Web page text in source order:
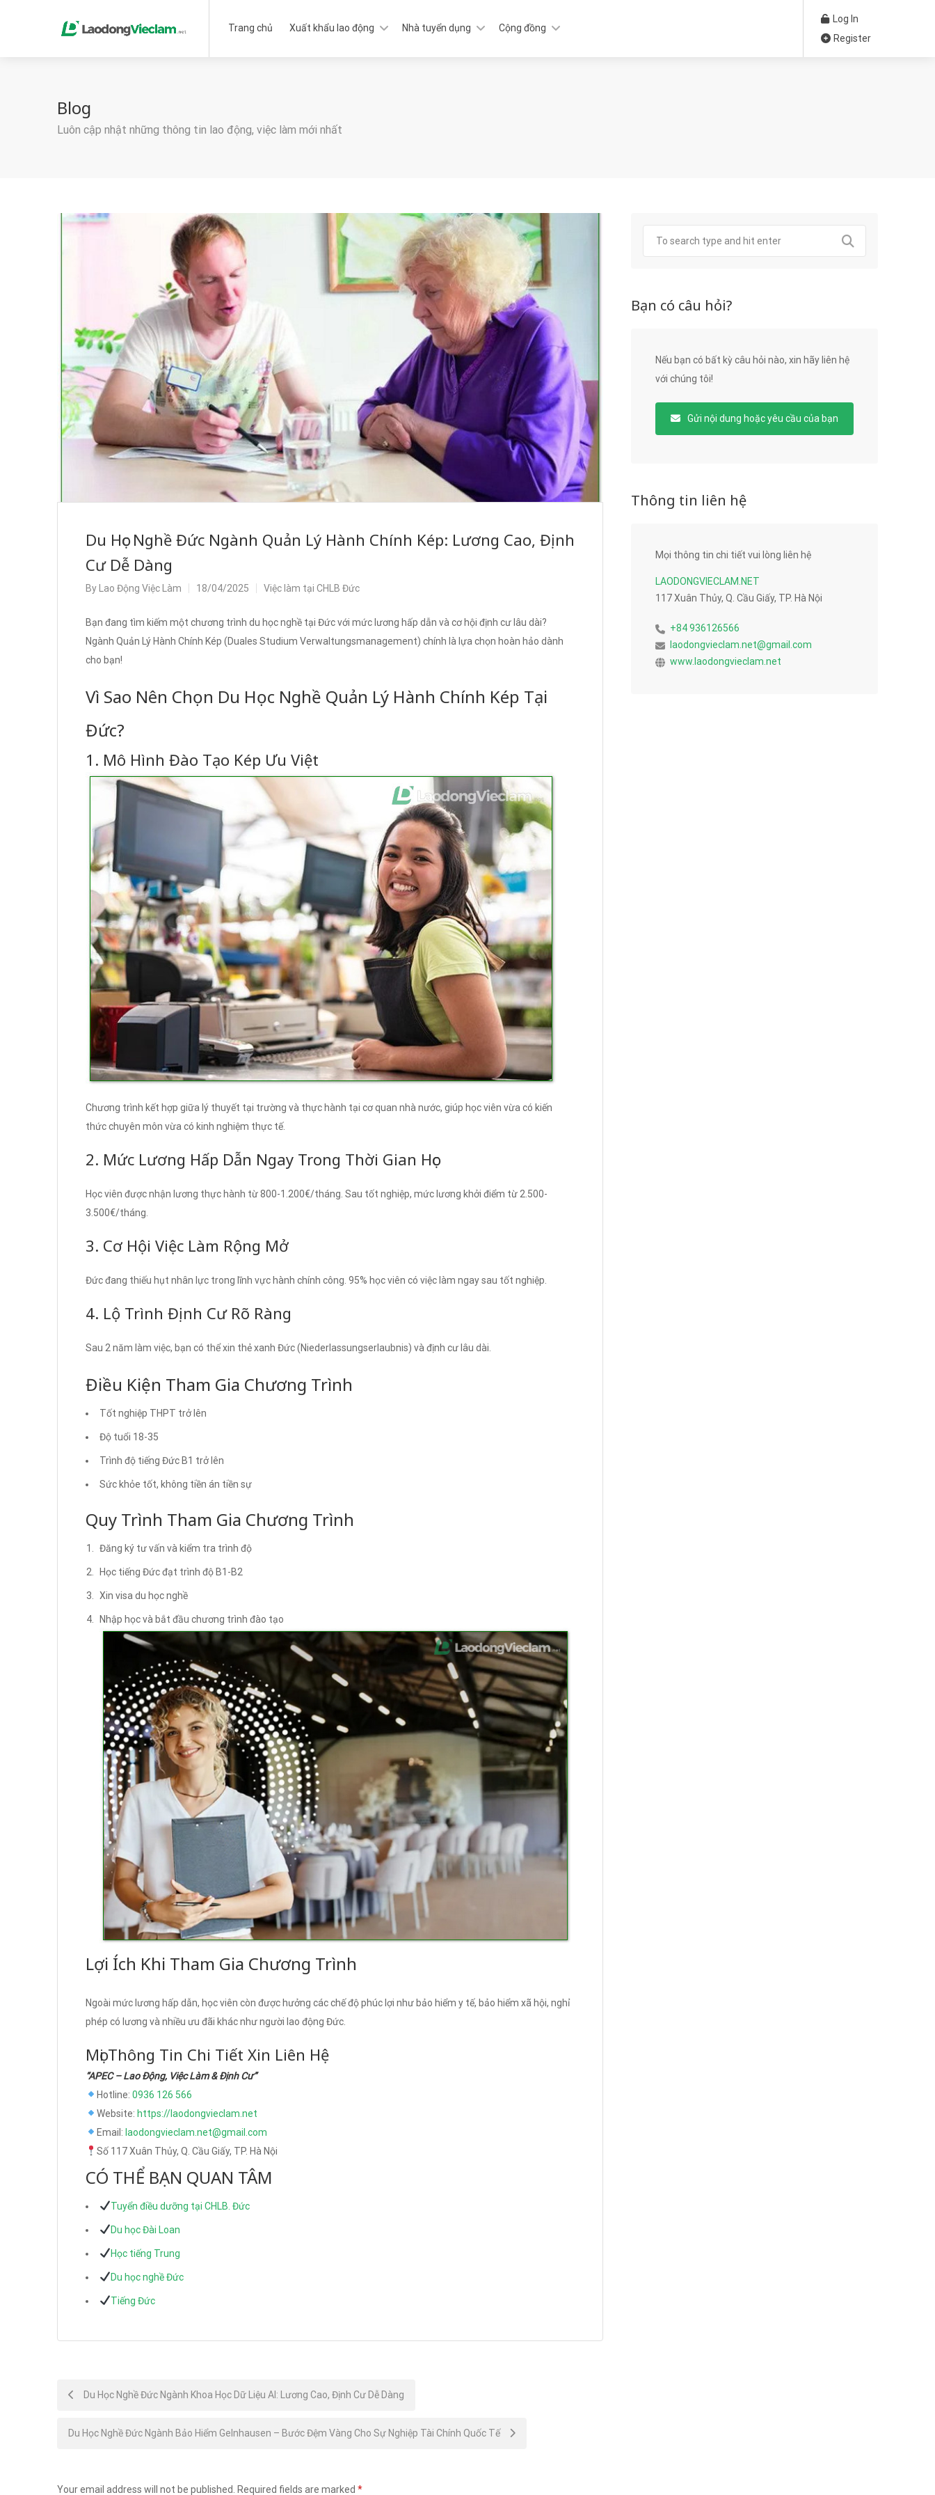
Trang chủ Xuất khẩu lao động Nhà tuyển dụng Cộng đồng
Log In
Register
Blog
Luôn cập nhật những thông tin lao động, việc làm mới nhất
Du Học Nghề Đức Ngành Quản Lý Hành Chính Kép: Lương Cao, Định
Cư Dễ Dàng
By Lao Động Việc Làm 18/04/2025 Việc làm tại CHLB Đức
Bạn đang tìm kiếm một chương trình du học nghề tại Đức với mức lương hấp dẫn và cơ hội định cư lâu dài?
Ngành Quản Lý Hành Chính Kép (Duales Studium Verwaltungsmanagement) chính là lựa chọn hoàn hảo dành
cho bạn!
Vì Sao Nên Chọn Du Học Nghề Quản Lý Hành Chính Kép Tại
Đức?
1. Mô Hình Đào Tạo Kép Ưu Việt
Chương trình kết hợp giữa lý thuyết tại trường và thực hành tại cơ quan nhà nước, giúp học viên vừa có kiến
thức chuyên môn vừa có kinh nghiệm thực tế.
2. Mức Lương Hấp Dẫn Ngay Trong Thời Gian Học
Học viên được nhận lương thực hành từ 800-1.200€/tháng. Sau tốt nghiệp, mức lương khởi điểm từ 2.500-
3.500€/tháng.
3. Cơ Hội Việc Làm Rộng Mở
Đức đang thiếu hụt nhân lực trong lĩnh vực hành chính công. 95% học viên có việc làm ngay sau tốt nghiệp.
4. Lộ Trình Định Cư Rõ Ràng
Sau 2 năm làm việc, bạn có thể xin thẻ xanh Đức (Niederlassungserlaubnis) và định cư lâu dài.
Điều Kiện Tham Gia Chương Trình
Tốt nghiệp THPT trở lên
Độ tuổi 18-35
Trình độ tiếng Đức B1 trở lên
Sức khỏe tốt, không tiền án tiền sự
Quy Trình Tham Gia Chương Trình
Đăng ký tư vấn và kiểm tra trình độ
Học tiếng Đức đạt trình độ B1-B2
Xin visa du học nghề
Nhập học và bắt đầu chương trình đào tạo
Lợi Ích Khi Tham Gia Chương Trình
Ngoài mức lương hấp dẫn, học viên còn được hưởng các chế độ phúc lợi như bảo hiểm y tế, bảo hiểm xã hội, nghỉ
phép có lương và nhiều ưu đãi khác như người lao động Đức.
Mọi Thông Tin Chi Tiết Xin Liên Hệ
“APEC – Lao Động, Việc Làm & Định Cư”
Hotline: 0936 126 566
Website: https://laodongvieclam.net
Email: laodongvieclam.net@gmail.com
Số 117 Xuân Thủy, Q. Cầu Giấy, TP. Hà Nội
CÓ THỂ BẠN QUAN TÂM
Tuyển điều dưỡng tại CHLB. Đức
Du học Đài Loan
Học tiếng Trung
Du học nghề Đức
Tiếng Đức
Post
navigation
Du Học Nghề Đức Ngành Khoa Học Dữ Liệu AI: Lương Cao, Định Cư Dễ Dàng
Du Học Nghề Đức Ngành Bảo Hiểm Gelnhausen – Bước Đệm Vàng Cho Sự Nghiệp Tài Chính Quốc Tế
Your email address will not be published. Required fields are marked *
Bạn có câu hỏi?
Nếu bạn có bất kỳ câu hỏi nào, xin hãy liên hệ
với chúng tôi!
Gửi nội dung hoặc yêu cầu của bạn
Thông tin liên hệ
Mọi thông tin chi tiết vui lòng liên hệ
LAODONGVIECLAM.NET
117 Xuân Thủy, Q. Cầu Giấy, TP. Hà Nội
+84 936126566
laodongvieclam.net@gmail.com
www.laodongvieclam.net